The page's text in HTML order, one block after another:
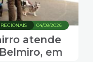
04/08/2026
atende
em